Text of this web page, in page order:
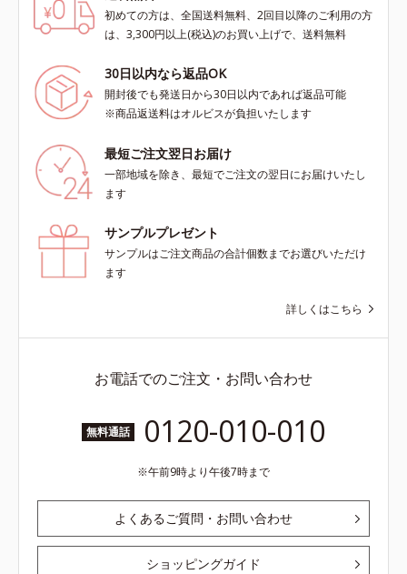
初めての方は、全国送料無料、2回目以降のご利用の方
は、3,300円以上(税込)のお買い上げで、送料無料
30日以内なら返品OK
開封後でも発送日から30日以内であれば返品可能
※商品返送料はオルビスが負担いたします
最短ご注文翌日お届け
一部地域を除き、最短でご注文の翌日にお届けいたし
ます
サンプルプレゼント
サンプルはご注文商品の合計個数までお選びいただけ
ます
詳しくはこちら
お電話でのご注文・お問い合わせ
無料通話 0120-010-010
午前9時より午後7時まで
よくあるご質問・お問い合わせ
ショッピングガイド